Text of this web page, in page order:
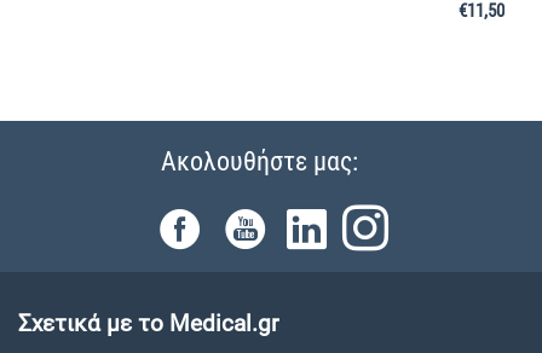
€11,50
Ακολουθήστε μας:
Σχετικά με το Medical.gr